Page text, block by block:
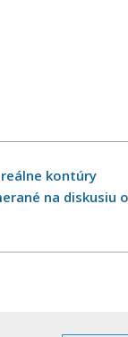
kontúry
na diskusiu